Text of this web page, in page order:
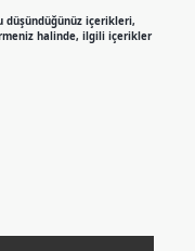
düşündüğünüz içerikleri,
halinde, ilgili içerikler